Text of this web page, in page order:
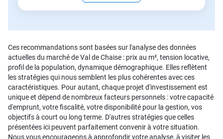
Ces recommandations sont basées sur l'analyse des données
actuelles du marché de Val de Chaise : prix au m², tension locative,
profil de la population, dynamique démographique. Elles reflètent
les stratégies qui nous semblent les plus cohérentes avec ces
caractéristiques. Pour autant, chaque projet d'investissement est
unique et dépend de nombreux facteurs personnels : votre capacité
d'emprunt, votre fiscalité, votre disponibilité pour la gestion, vos
objectifs à court ou long terme. D'autres stratégies que celles
présentées ici peuvent parfaitement convenir à votre situation.
Nous vous encourageons à approfondir votre analyse, à visiter les